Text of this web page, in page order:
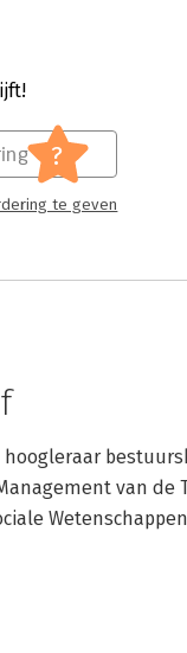
?
te geven
van de